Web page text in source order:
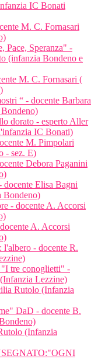
IC Bonati
M. C. Fornasari
Pace, Speranza" -
(infanzia Bondeno e
M. C. Fornasari (
“ - docente Barbara
dorato - esperto Aller
IC Bonati)
M. Pimpolari
- sez. E)
Debora Paganini
docente Elisa Bagni
Bondeno)
- docente A. Accorsi
A. Accorsi
- docente R.
tre conoglietti" -
Lezzine)
Rutolo (Infanzia
DaD - docente B.
(Infanzia